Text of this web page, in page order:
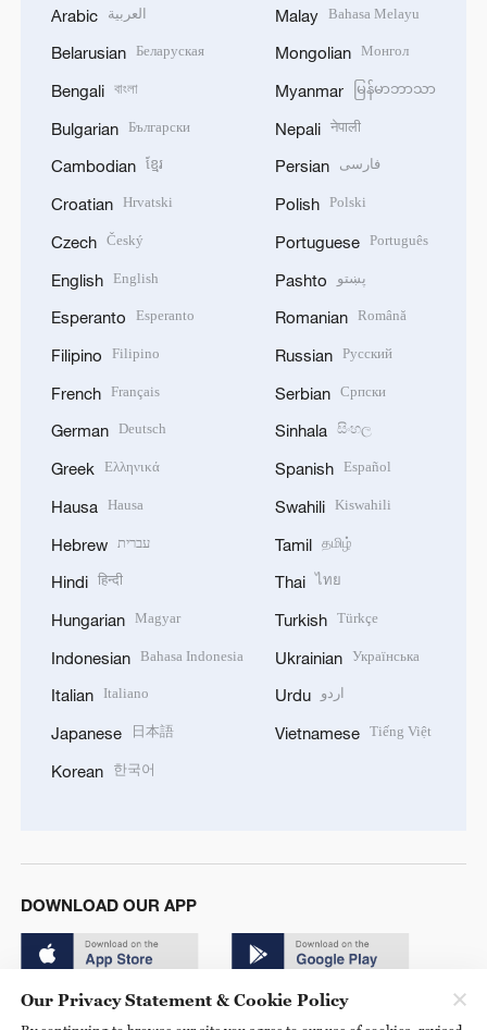
Arabic العربية
Belarusian Беларуская
Bengali বাংলা
Bulgarian Български
Cambodian ខ្មែរ
Croatian Hrvatski
Czech Český
English English
Esperanto Esperanto
Filipino Filipino
French Français
German Deutsch
Greek Ελληνικά
Hausa Hausa
Hebrew עברית
Hindi हिन्दी
Hungarian Magyar
Indonesian Bahasa Indonesia
Italian Italiano
Japanese 日本語
Korean 한국어
Malay Bahasa Melayu
Mongolian Монгол
Myanmar မြန်မာဘာသာ
Nepali नेपाली
Persian فارسی
Polish Polski
Portuguese Português
Pashto پښتو
Romanian Română
Russian Русский
Serbian Српски
Sinhala සිංහල
Spanish Español
Swahili Kiswahili
Tamil தமிழ்
Thai ไทย
Turkish Türkçe
Ukrainian Українська
Urdu اردو
Vietnamese Tiếng Việt
DOWNLOAD OUR APP
Our Privacy Statement & Cookie Policy